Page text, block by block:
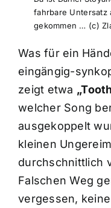
fahrbare Untersatz
gekommen … (c)
Was für ein
eingängig-
zeigt etwa
welcher Song
ausgekoppelt
kleinen
durchschnittlich
Falschen Weg
vergessen,